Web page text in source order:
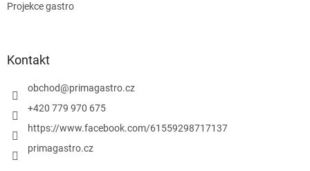
Projekce gastro
Kontakt
obchod@primagastro.cz
+420 779 970 675
https://www.facebook.com/61559298717137
primagastro.cz